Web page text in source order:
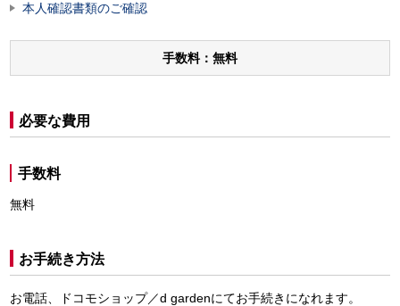
手数料：無料
本人確認書類のご確認
必要な費用
手数料
無料
お手続き方法
お電話、ドコモショップ／d gardenにてお手続きになれます。